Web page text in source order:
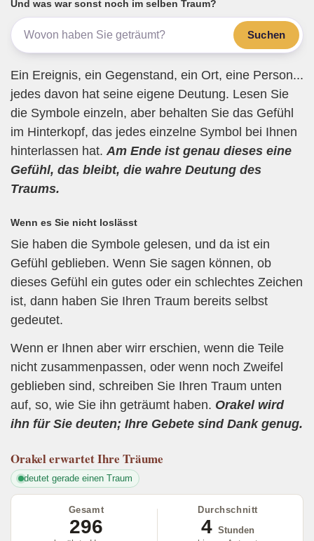
o
o
k
m p
p
Und was war sonst noch im selben Traum?
Suchen
Ein Ereignis, ein Gegenstand, ein Ort, eine Person...
jedes davon hat seine eigene Deutung. Lesen Sie
die Symbole einzeln, aber behalten Sie das Gefühl
im Hinterkopf, das jedes einzelne Symbol bei Ihnen
hinterlassen hat. Am Ende ist genau dieses eine
Gefühl, das bleibt, die wahre Deutung des
Traums.
Wenn es Sie nicht loslässt
Sie haben die Symbole gelesen, und da ist ein
Gefühl geblieben. Wenn Sie sagen können, ob
dieses Gefühl ein gutes oder ein schlechtes Zeichen
ist, dann haben Sie Ihren Traum bereits selbst
gedeutet.
Wenn er Ihnen aber wirr erschien, wenn die Teile
nicht zusammenpassen, oder wenn noch Zweifel
geblieben sind, schreiben Sie Ihren Traum unten
auf, so, wie Sie ihn geträumt haben. Orakel wird
ihn für Sie deuten; Ihre Gebete sind Dank genug.
Orakelerwartet Ihre Träume
deutet gerade einen Traum
Gesamt
296
Durchschnitt
4 Stunden